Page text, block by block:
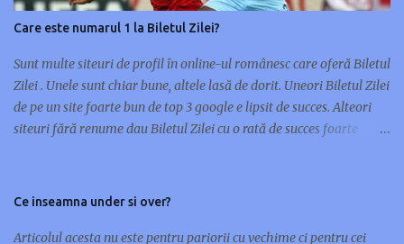
e
n
t
a
Care este numarul 1 la Biletul Zilei?
Sunt multe siteuri de profil în online-ul românesc care oferă Biletul
Zilei . Unele sunt chiar bune, altele lasă de dorit. Uneori Biletul Zilei
de pe un site foarte bun de top 3 google e lipsit de succes. Alteori
siteuri fără renume dau Biletul Zilei cu o rată de succes foarte
doar unul sau maxim două. Cu ocazia asta m-am gândit să scriu
www.pariusigur.com/p/biletul-zilei.html 2. www.biletulzilei.eu‎ 3.
Ce inseamna under si over?
Articolul acesta nu este pentru pariorii cu vechime ci pentru cei